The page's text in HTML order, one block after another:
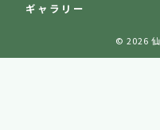
ギャラリー
© 2026